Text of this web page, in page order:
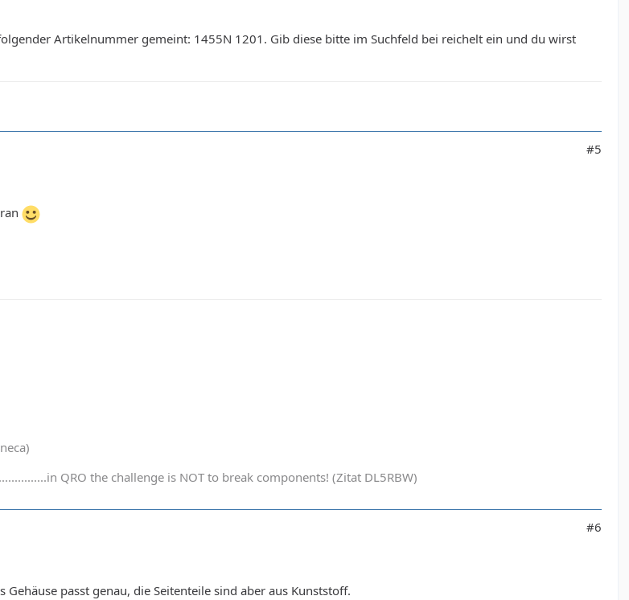
Artikelnummer gemeint: 1455N 1201. Gib diese bitte im Suchfeld bei reichelt ein und du wirst
#5
ran
QRO the challenge is NOT to break components! (Zitat DL5RBW)
#6
passt genau, die Seitenteile sind aber aus Kunststoff.